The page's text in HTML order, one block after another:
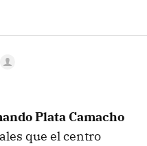
Plata Camacho
que el centro